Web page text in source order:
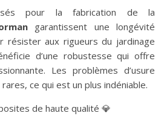
pour la fabrication de la
garantissent une longévité
résister aux rigueurs du jardinage
d’une robustesse qui offre
Les problèmes d’usure
ce qui est un plus indéniable.
de haute qualité 💎